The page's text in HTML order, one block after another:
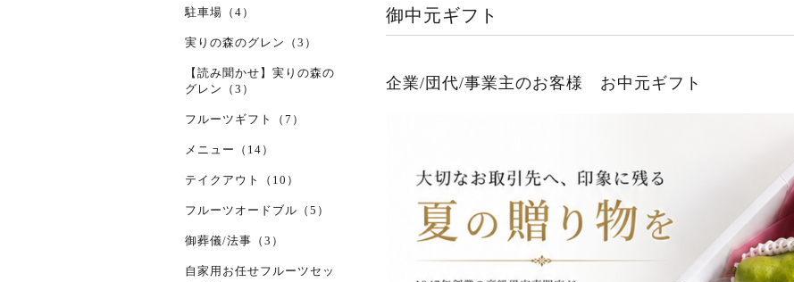
御中元ギフト
企業/団代/事業主のお客様 お中元ギフト
駐車場（4）
実りの森のグレン（3）
【読み聞かせ】実りの森の
グレン（3）
フルーツギフト（7）
メニュー（14）
テイクアウト（10）
フルーツオードブル（5）
御葬儀/法事（3）
自家用お任せフルーツセッ